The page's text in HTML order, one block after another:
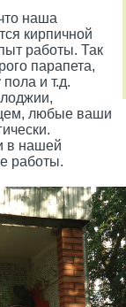
наша
кирпичной
работы. Так
парапета,
и т.д.
любые ваши
в нашей
работы.